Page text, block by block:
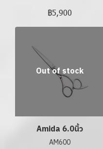
฿5,900
Out of stock
Amida 6.0นิ้ว
AM600